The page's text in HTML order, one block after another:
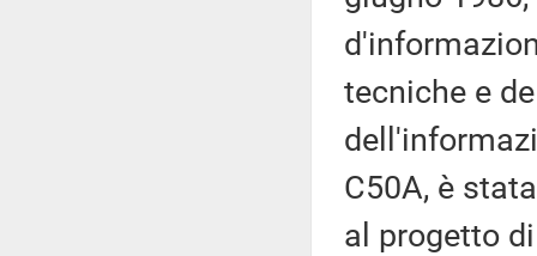
tecniche e
C50A, è
al progetto